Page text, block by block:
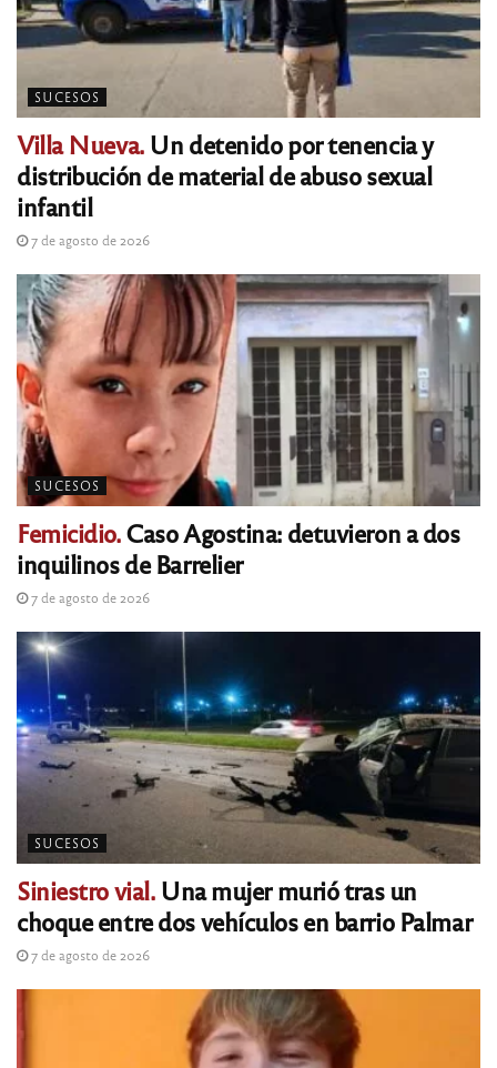
SUCESOS
Villa Nueva.Un detenido por tenencia y
distribución de material de abuso sexual
infantil
7 de agosto de 2026
SUCESOS
Femicidio.Caso Agostina: detuvieron a dos
inquilinos de Barrelier
7 de agosto de 2026
SUCESOS
Siniestro vial.Una mujer murió tras un
choque entre dos vehículos en barrio Palmar
7 de agosto de 2026